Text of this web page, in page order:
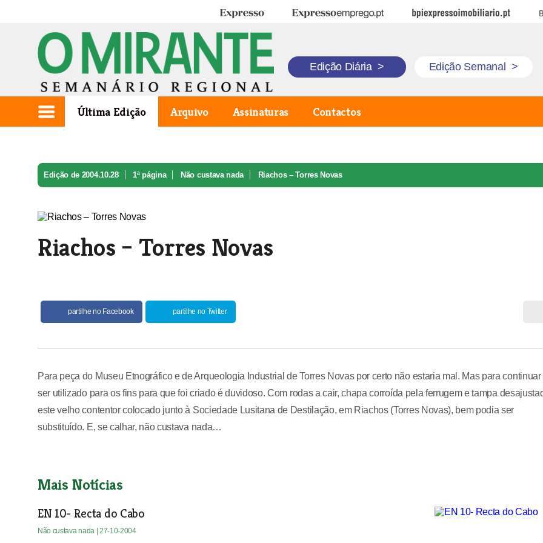
Expresso Expresso Emprego BPI Expresso Imobiliário
Edição Diária > Edição Semanal >
Última Edição Arquivo Assinaturas Contactos
Edição de 2004.10.28 1ª página Não custava nada Riachos – Torres Novas
Riachos – Torres Novas
partilhe no Facebook partilhe no Twitter
Para peça do Museu Etnográfico e de Arqueologia Industrial de Torres Novas por certo não estaria mal. Mas para continuar
ser utilizado para os fins para que foi criado é duvidoso. Com rodas a cair, chapa corroída pela ferrugem e tampa
este velho contentor colocado junto à Sociedade Lusitana de Destilação, em Riachos (Torres Novas), bem podia ser
substituído. E, se calhar, não custava nada…
Mais Notícias
EN 10- Recta do Cabo
Não custava nada | 27-10-2004